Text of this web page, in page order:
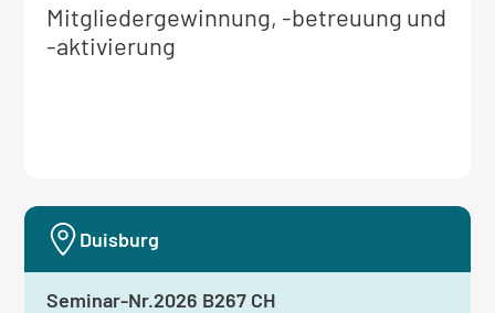
Weitere
Informationen
Mitgliedergewinnung, -betreuung und
-aktivierung
Duisburg
Seminar-Nr.2026 B267 CH